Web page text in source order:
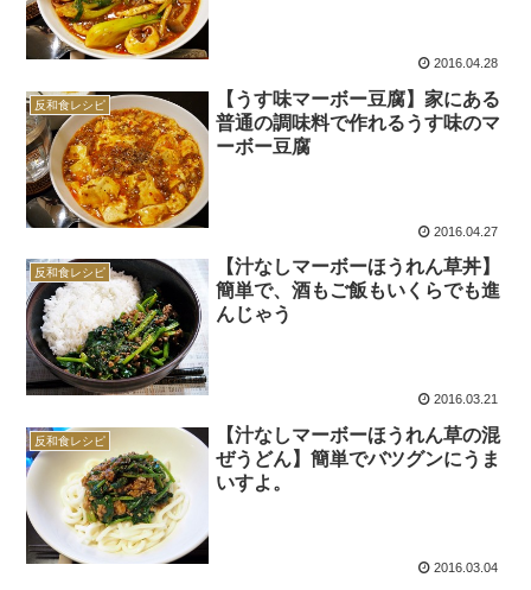
2016.04.28
反和食レシピ
【うす味マーボー豆腐】家にある
普通の調味料で作れるうす味のマ
ーボー豆腐
2016.04.27
反和食レシピ
【汁なしマーボーほうれん草丼】
簡単で、酒もご飯もいくらでも進
んじゃう
2016.03.21
反和食レシピ
【汁なしマーボーほうれん草の混
ぜうどん】簡単でバツグンにうま
いすよ。
2016.03.04